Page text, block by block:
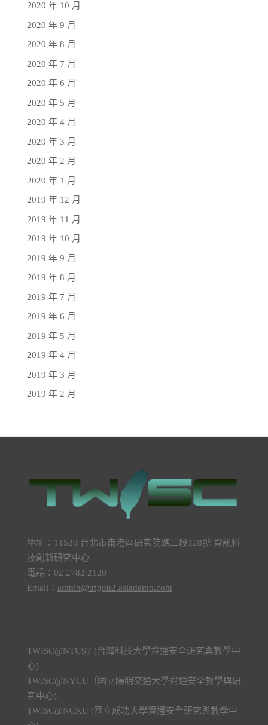
2020 年 10 月
2020 年 9 月
2020 年 8 月
2020 年 7 月
2020 年 6 月
2020 年 5 月
2020 年 4 月
2020 年 3 月
2020 年 2 月
2020 年 1 月
2019 年 12 月
2019 年 11 月
2019 年 10 月
2019 年 9 月
2019 年 8 月
2019 年 7 月
2019 年 6 月
2019 年 5 月
2019 年 4 月
2019 年 3 月
2019 年 2 月
地址：11529 台北市南港區研究院路二段128號 資訊科
技創新研究中心
電話：02 2782 2120
Email： admin@trigon2.asiademo.com
TWISC@NTUST (台灣科技大學資通安全研究與教學中
心)
TWISC@NYCU（國立陽明交通大學資通安全教學與研
究中心)
TWISC@NCKU (國立成功大學資通安全研究與教學中